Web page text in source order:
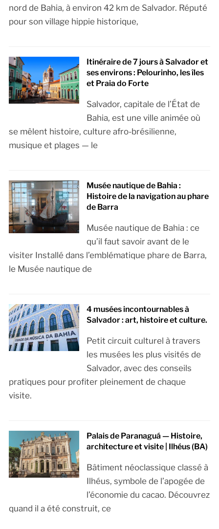
nord de Bahia, à environ 42 km de Salvador. Réputé
pour son village hippie historique,
Itinéraire de 7 jours à Salvador et
ses environs : Pelourinho, les îles
et Praia do Forte
Salvador, capitale de l’État de
Bahia, est une ville animée où
se mêlent histoire, culture afro-brésilienne,
musique et plages — le
Musée nautique de Bahia :
Histoire de la navigation au phare
de Barra
Musée nautique de Bahia : ce
qu’il faut savoir avant de le
visiter Installé dans l’emblématique phare de Barra,
le Musée nautique de
4 musées incontournables à
Salvador : art, histoire et culture.
Petit circuit culturel à travers
les musées les plus visités de
Salvador, avec des conseils
pratiques pour profiter pleinement de chaque
visite.
Palais de Paranaguá — Histoire,
architecture et visite | Ilhéus (BA)
Bâtiment néoclassique classé à
Ilhéus, symbole de l’apogée de
l’économie du cacao. Découvrez
quand il a été construit, ce